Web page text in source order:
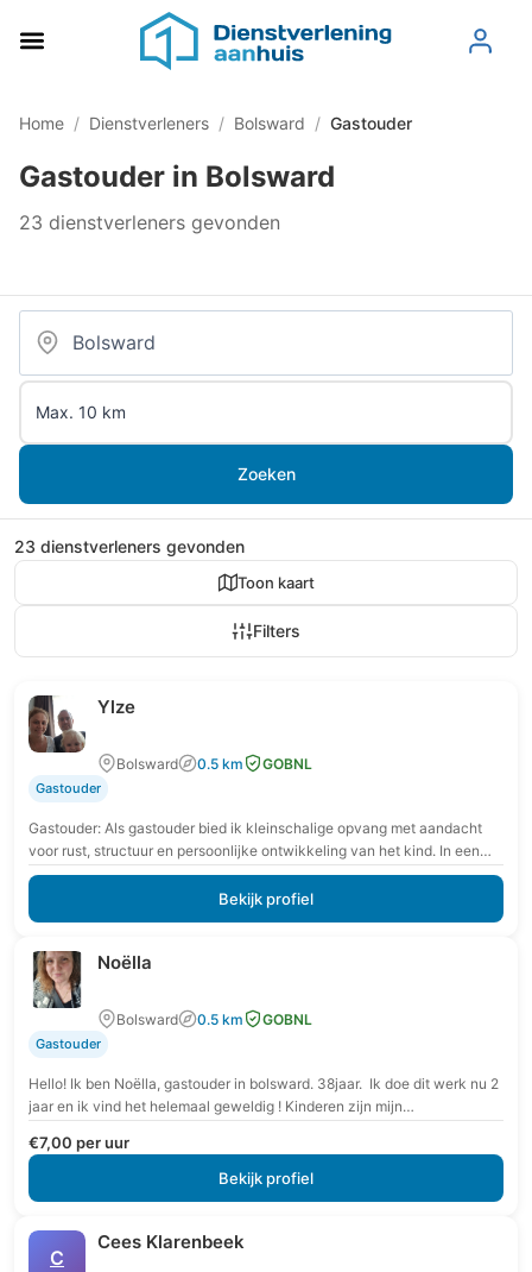
Home / Dienstverleners / Bolsward / Gastouder
Gastouder in Bolsward
23 dienstverleners gevonden
Zoeken
23 dienstverleners gevonden
Toon kaart
Filters
Ylze
Bolsward 0.5 km GOBNL
Gastouder
Gastouder: Als gastouder bied ik kleinschalige opvang met aandacht
voor rust, structuur en persoonlijke ontwikkeling van het kind. In een
veilige en vertrouwde omgeving krijgt…
Bekijk profiel
Noëlla
Bolsward 0.5 km GOBNL
Gastouder
Hello! Ik ben Noëlla, gastouder in bolsward. 38jaar. Ik doe dit werk nu 2
jaar en ik vind het helemaal geweldig ! Kinderen zijn mijn…
€7,00 per uur
Bekijk profiel
C
Cees Klarenbeek